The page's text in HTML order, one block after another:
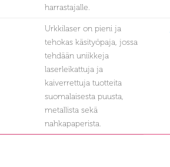
harrastajalle.
Urkkilaser on pieni ja
tehokas käsityöpaja, jossa
tehdään uniikkeja
laserleikattuja ja
kaiverrettuja tuotteita
suomalaisesta puusta,
metallista sekä
nahkapaperista.